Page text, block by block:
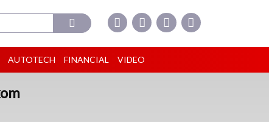
AUTOTECH FINANCIAL VIDEO